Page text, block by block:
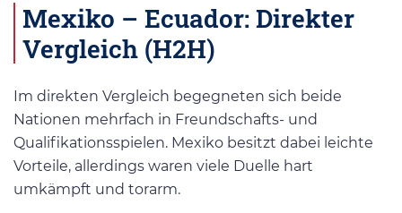
Mexiko – Ecuador: Direkter
Vergleich (H2H)
Im direkten Vergleich begegneten sich beide
Nationen mehrfach in Freundschafts- und
Qualifikationsspielen. Mexiko besitzt dabei leichte
Vorteile, allerdings waren viele Duelle hart
umkämpft und torarm.